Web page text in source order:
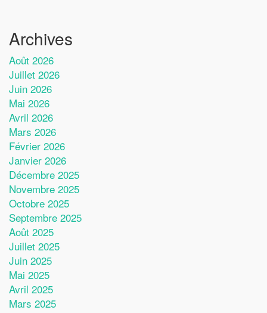
Archives
Août 2026
Juillet 2026
Juin 2026
Mai 2026
Avril 2026
Mars 2026
Février 2026
Janvier 2026
Décembre 2025
Novembre 2025
Octobre 2025
Septembre 2025
Août 2025
Juillet 2025
Juin 2025
Mai 2025
Avril 2025
Mars 2025